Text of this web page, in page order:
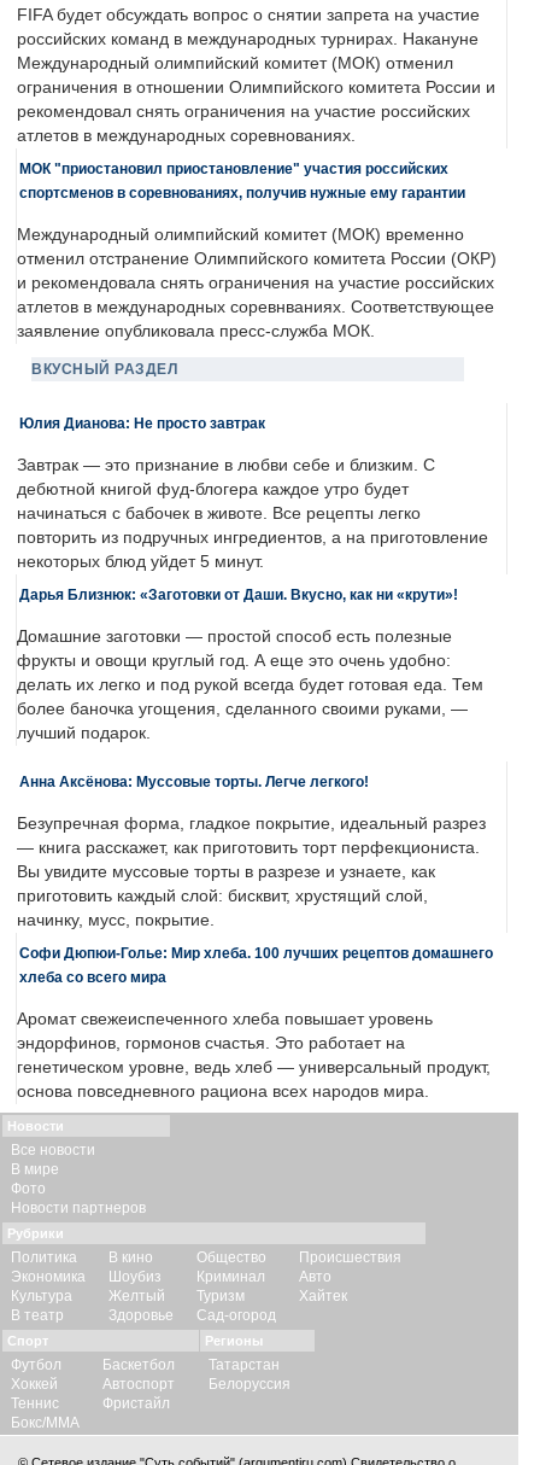
FIFA будет обсуждать вопрос о снятии запрета на участие
российских команд в международных турнирах. Накануне
Международный олимпийский комитет (МОК) отменил
ограничения в отношении Олимпийского комитета России и
рекомендовал снять ограничения на участие российских
атлетов в международных соревнованиях.
МОК "приостановил приостановление" участия российских
спортсменов в соревнованиях, получив нужные ему гарантии
Международный олимпийский комитет (МОК) временно
отменил отстранение Олимпийского комитета России (ОКР)
и рекомендовала снять ограничения на участие российских
атлетов в международных соревнваниях. Соответствующее
заявление опубликовала пресс-служба МОК.
ВКУСНЫЙ РАЗДЕЛ
Юлия Дианова: Не просто завтрак
Завтрак — это признание в любви себе и близким. С
дебютной книгой фуд-блогера каждое утро будет
начинаться с бабочек в животе. Все рецепты легко
повторить из подручных ингредиентов, а на приготовление
некоторых блюд уйдет 5 минут.
Дарья Близнюк: «Заготовки от Даши. Вкусно, как ни «крути»!
Домашние заготовки — простой способ есть полезные
фрукты и овощи круглый год. А еще это очень удобно:
делать их легко и под рукой всегда будет готовая еда. Тем
более баночка угощения, сделанного своими руками, —
лучший подарок.
Анна Аксёнова: Муссовые торты. Легче легкого!
Безупречная форма, гладкое покрытие, идеальный разрез
— книга расскажет, как приготовить торт перфекциониста.
Вы увидите муссовые торты в разрезе и узнаете, как
приготовить каждый слой: бисквит, хрустящий слой,
начинку, мусс, покрытие.
Софи Дюпюи-Голье: Мир хлеба. 100 лучших рецептов домашнего
хлеба со всего мира
Аромат свежеиспеченного хлеба повышает уровень
эндорфинов, гормонов счастья. Это работает на
генетическом уровне, ведь хлеб — универсальный продукт,
основа повседневного рациона всех народов мира.
Новости
Все новости
В мире
Фото
Новости партнеров
Рубрики
Политика
Экономика
Культура
В театр
В кино
Шоубиз
Желтый
Здоровье
Общество
Криминал
Туризм
Сад-огород
Происшествия
Авто
Хайтек
Спорт
Футбол
Хоккей
Теннис
Бокс/ММА
Баскетбол
Автоспорт
Фристайл
Регионы
Татарстан
Белоруссия